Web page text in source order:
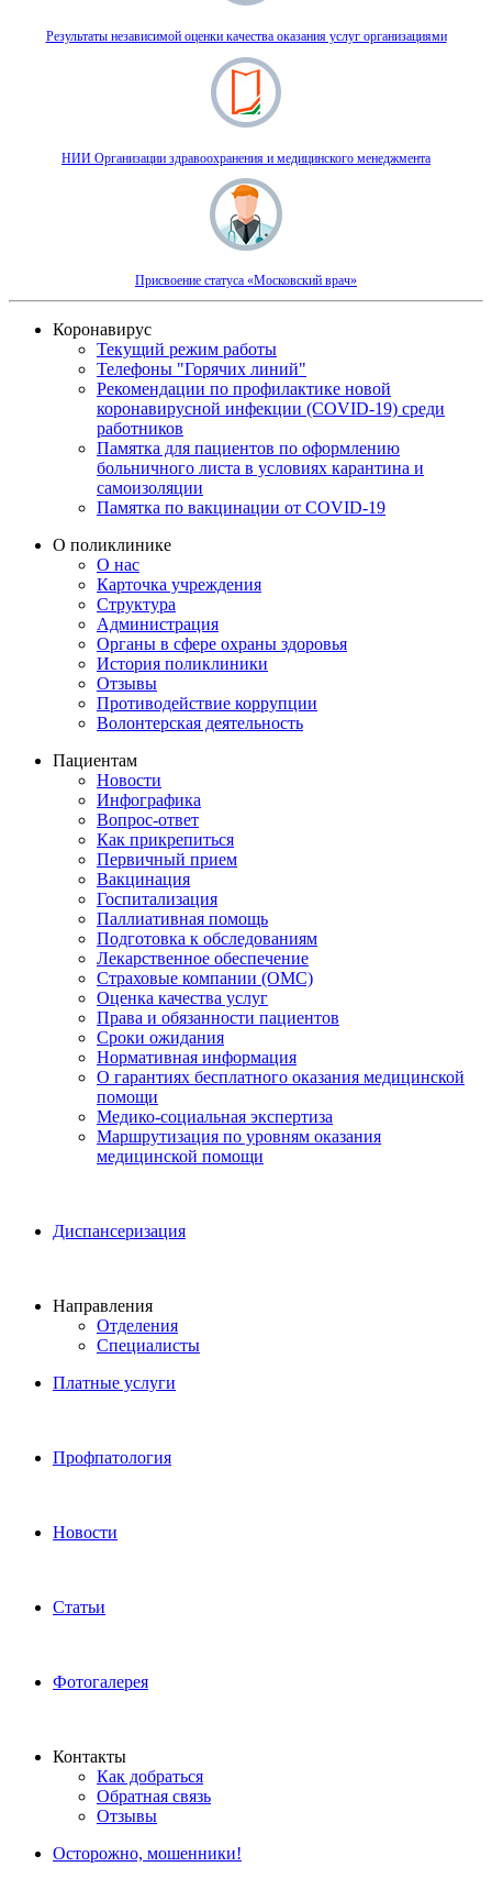
Результаты независимой оценки качества оказания услуг организациями
НИИ Организации здравоохранения и медицинского менеджмента
Присвоение статуса «Московский врач»
Коронавирус
Текущий режим работы
Телефоны "Горячих линий"
Рекомендации по профилактике новой
коронавирусной инфекции (COVID-19) среди
работников
Памятка для пациентов по оформлению
больничного листа в условиях карантина и
самоизоляции
Памятка по вакцинации от COVID-19
О поликлинике
О нас
Карточка учреждения
Структура
Администрация
Органы в сфере охраны здоровья
История поликлиники
Отзывы
Противодействие коррупции
Волонтерская деятельность
Пациентам
Новости
Инфографика
Вопрос-ответ
Как прикрепиться
Первичный прием
Вакцинация
Госпитализация
Паллиативная помощь
Подготовка к обследованиям
Лекарственное обеспечение
Страховые компании (ОМС)
Оценка качества услуг
Права и обязанности пациентов
Сроки ожидания
Нормативная информация
О гарантиях бесплатного оказания медицинской
помощи
Медико-социальная экспертиза
Маршрутизация по уровням оказания
медицинской помощи
Диспансеризация
Направления
Отделения
Специалисты
Платные услуги
Профпатология
Новости
Статьи
Фотогалерея
Контакты
Как добраться
Обратная связь
Отзывы
Осторожно, мошенники!